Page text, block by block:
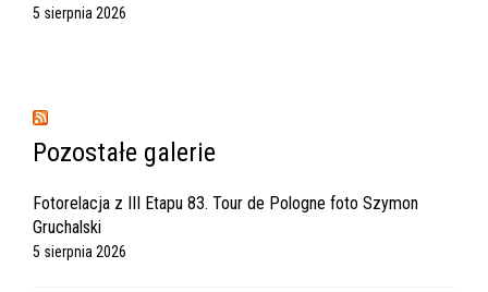
5 sierpnia 2026
Pozostałe galerie
Fotorelacja z III Etapu 83. Tour de Pologne foto Szymon
Gruchalski
5 sierpnia 2026